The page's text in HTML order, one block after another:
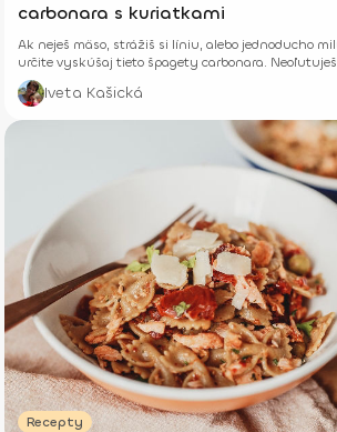
carbonara s kuriatkami
Ak neješ mäso, strážiš si líniu, alebo jednoducho
určite vyskúšaj tieto špagety carbonara.
Iveta Kašická
Recepty